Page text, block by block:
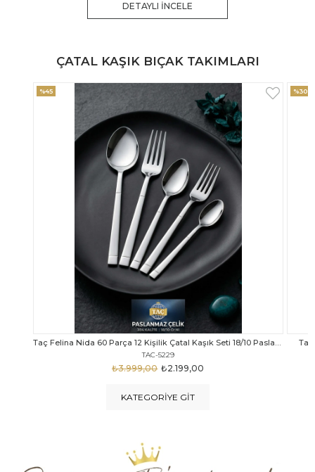
DETAYLI İNCELE
ÇATAL KAŞIK BIÇAK TAKIMLARI
Taç Calista Tivoli 72 Parça 12 Kişilik Çatal Kaşık Bıçak Seti
TAC-5040
₺2.999,00
₺4.289,00
%30
Taç
%33
KATEGORIYE GIT